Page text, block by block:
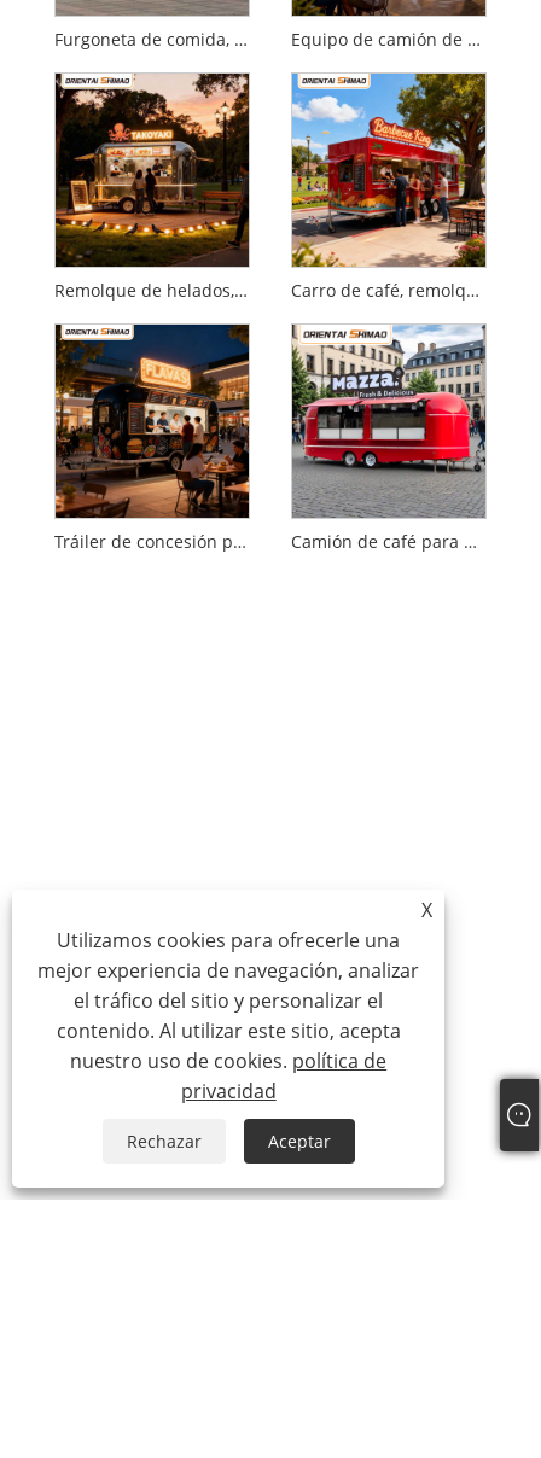
Furgoneta de comida, camión de comida usado a la venta, cocina móvil, catering, remolque de comida, camión de comida Equipo de camión de comida Equipo de cocina comercial Catering Remolque de comida móvil Camión de comida
Remolque de helados, comida callejera, catering móvil, remolque de comida, camión de comida Carro de café, remolque de café móvil, carro eléctrico cerrado, restaurante, Catering, remolque de comida, camión de comida comercial
Tráiler de concesión para festivales de música Camión de café para desayuno en el parque de oficinas
X
Utilizamos cookies para ofrecerle una
mejor experiencia de navegación, analizar
el tráfico del sitio y personalizar el
contenido. Al utilizar este sitio, acepta
nuestro uso de cookies. política de
privacidad
Rechazar Aceptar